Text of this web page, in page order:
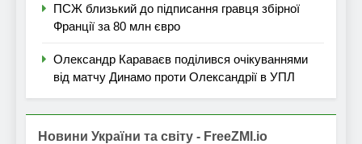
ПСЖ близький до підписання гравця збірної
Франції за 80 млн євро
Олександр Караваєв поділився очікуваннями
від матчу Динамо проти Олександрії в УПЛ
Новини України та світу - FreeZMI.io